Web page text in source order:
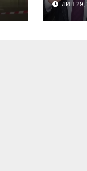
ЛИП 29,